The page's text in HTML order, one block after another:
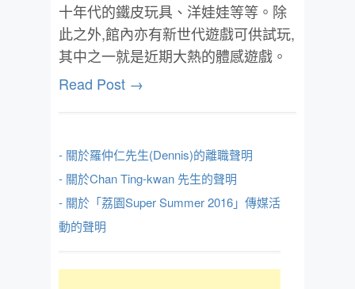
十年代的鐵皮玩具、洋娃娃等等。除
此之外,館內亦有新世代遊戲可供試玩,
其中之一就是近期大熱的體感遊戲。
Read Post →
- 關於羅仲仁先生(Dennis)的離職聲明
- 關於Chan Ting-kwan 先生的聲明
- 關於「荔園Super Summer 2016」傳媒活
動的聲明